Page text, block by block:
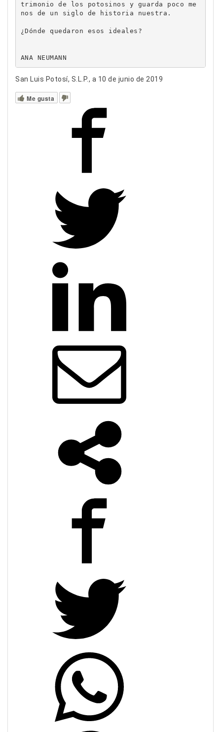
trimonio de los potosinos y guarda poco me
nos de un siglo de historia nuestra.
¿Dónde quedaron esos ideales?
ANA NEUMANN
San Luis Potosí, S.L.P., a 10 de junio de 2019
Me gusta